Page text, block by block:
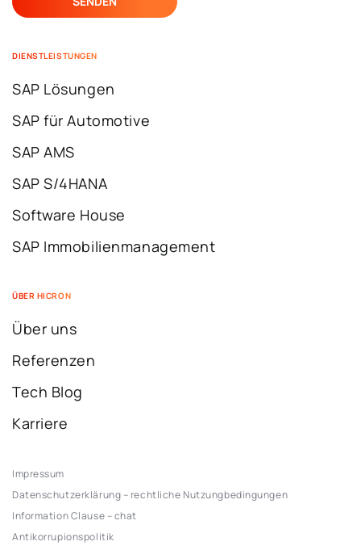
DIENSTLEISTUNGEN
SAP Lösungen
SAP für Automotive
SAP AMS
SAP S/4HANA
Software House
SAP Immobilienmanagement
ÜBER HICRON
Über uns
Referenzen
Tech Blog
Karriere
Impressum
Datenschutzerklärung – rechtliche Nutzungbedingungen
Information Clause – chat
Antikorrupionspolitik